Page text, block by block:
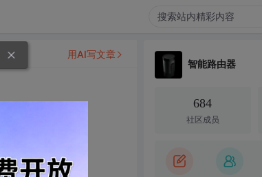
用AI写文章
智能路由器
684
社区成员